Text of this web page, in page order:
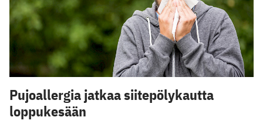
Pujoallergia jatkaa siitepölykautta
loppukesään